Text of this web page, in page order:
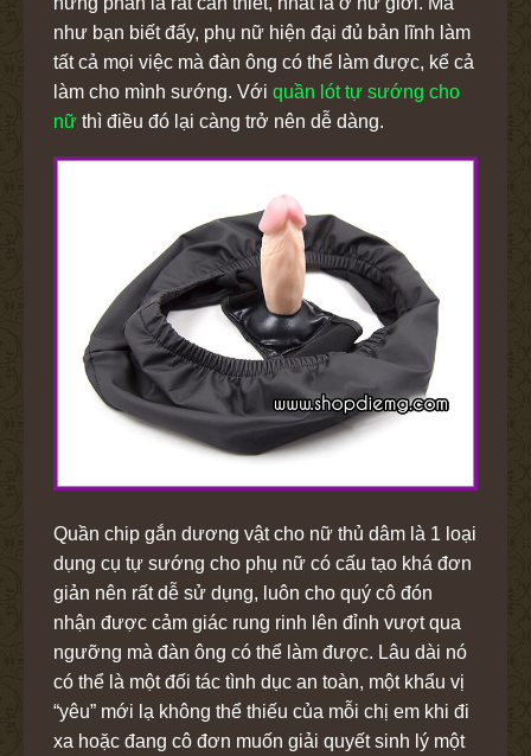
như bạn biết đấy, phụ nữ hiện đại đủ bản lĩnh làm
tất cả mọi việc mà đàn ông có thể làm được, kể cả
làm cho mình sướng. Với quần lót tự sướng cho
nữ thì điều đó lại càng trở nên dễ dàng.
Quần chip gắn dương vật cho nữ thủ dâm là 1 loại
dụng cụ tự sướng cho phụ nữ có cấu tạo khá đơn
giản nên rất dễ sử dụng, luôn cho quý cô đón
nhận được cảm giác rung rinh lên đỉnh vượt qua
ngưỡng mà đàn ông có thể làm được. Lâu dài nó
có thể là một đối tác tình dục an toàn, một khẩu vị
“yêu” mới lạ không thể thiếu của mỗi chị em khi đi
xa hoặc đang cô đơn muốn giải quyết sinh lý một